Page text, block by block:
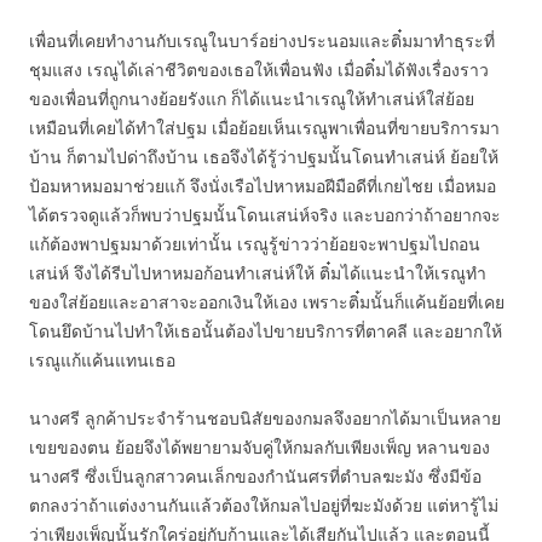
เพื่อนที่เคยทำงานกับเรณูในบาร์อย่างประนอมและติ๋มมาทำธุระที่
ชุมแสง เรณูได้เล่าชีวิตของเธอให้เพื่อนฟัง เมื่อติ๋มได้ฟังเรื่องราว
ของเพื่อนที่ถูกนางย้อยรังแก ก็ได้แนะนำเรณูให้ทำเสน่ห์ใส่ย้อย
เหมือนที่เคยได้ทำใส่ปฐม เมื่อย้อยเห็นเรณูพาเพื่อนที่ขายบริการมา
บ้าน ก็ตามไปด่าถึงบ้าน เธอจึงได้รู้ว่าปฐมนั้นโดนทำเสน่ห์ ย้อยให้
ป้อมหาหมอมาช่วยแก้ จึงนั่งเรือไปหาหมอฝีมือดีที่เกยไชย เมื่อหมอ
ได้ตรวจดูแล้วก็พบว่าปฐมนั้นโดนเสน่ห์จริง และบอกว่าถ้าอยากจะ
แก้ต้องพาปฐมมาด้วยเท่านั้น เรณูรู้ข่าวว่าย้อยจะพาปฐมไปถอน
เสน่ห์ จึงได้รีบไปหาหมอก้อนทำเสน่ห์ให้ ติ๋มได้แนะนำให้เรณูทำ
ของใส่ย้อยและอาสาจะออกเงินให้เอง เพราะติ๋มนั้นก็แค้นย้อยที่เคย
โดนยึดบ้านไปทำให้เธอนั้นต้องไปขายบริการที่ตาคลี และอยากให้
เรณูแก้แค้นแทนเธอ
นางศรี ลูกค้าประจำร้านชอบนิสัยของกมลจึงอยากได้มาเป็นหลาย
เขยของตน ย้อยจึงได้พยายามจับคู่ให้กมลกับเพียงเพ็ญ หลานของ
นางศรี ซึ่งเป็นลูกสาวคนเล็กของกำนันศรที่ตำบลฆะมัง ซึ่งมีข้อ
ตกลงว่าถ้าแต่งงานกันแล้วต้องให้กมลไปอยู่ที่ฆะมังด้วย แต่หารู้ไม่
ว่าเพียงเพ็ญนั้นรักใคร่อยู่กับก้านและได้เสียกันไปแล้ว และตอนนี้